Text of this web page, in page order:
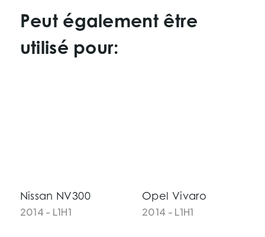
Peut également être
utilisé pour:
Nissan NV300
2014 - L1H1
Opel Vivaro
2014 - L1H1